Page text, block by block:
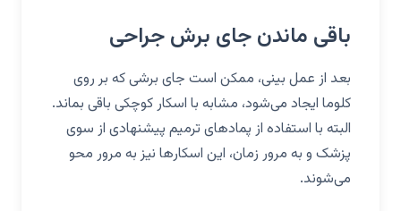
باقی ماندن جای برش جراحی
بعد از عمل بینی، ممکن است جای برشی که بر روی
کلوما ایجاد می‌شود، مشابه با اسکار کوچکی باقی بماند.
البته با استفاده از پمادهای ترمیم پیشنهادی از سوی
پزشک و به مرور زمان، این اسکارها نیز به مرور محو
می‌شوند.